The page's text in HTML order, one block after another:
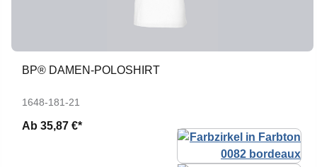
BP® DAMEN-POLOSHIRT
1648-181-21
Ab 35,87 €*